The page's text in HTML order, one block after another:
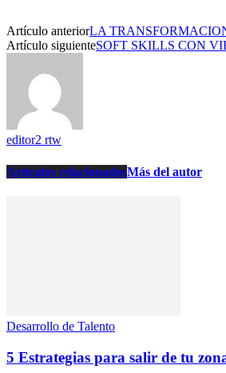
Artículo anteriorLA
Artículo siguienteSOFT SKILLS CON
editor2 rtw
Artículos relacionadosMás del autor
Desarrollo de Talento
5 Estrategias para salir de tu